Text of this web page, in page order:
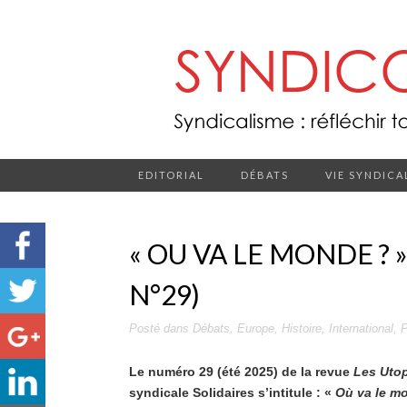
EDITORIAL DÉBATS VIE
« OU VA LE MONDE ?
N°29)
Posté dans Débats, Europe, Histoire, International,
Le numéro 29 (été 2025) de la revue Les
syndicale Solidaires s’intitule : « Où va le